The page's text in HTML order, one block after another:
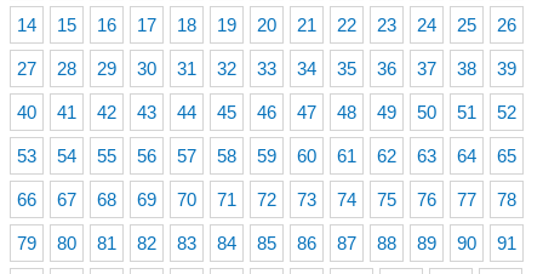
14 15 16 17 18 19 20 21 22 23 24 25 26
27 28 29 30 31 32 33 34 35 36 37 38 39
40 41 42 43 44 45 46 47 48 49 50 51 52
53 54 55 56 57 58 59 60 61 62 63 64 65
66 67 68 69 70 71 72 73 74 75 76 77 78
79 80 81 82 83 84 85 86 87 88 89 90 91